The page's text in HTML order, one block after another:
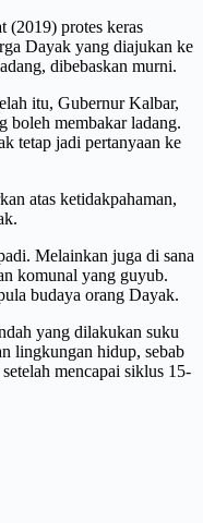
(2019) protes keras
Dayak yang diajukan ke
dibebaskan murni.
itu, Gubernur Kalbar,
boleh membakar ladang.
tetap jadi pertanyaan ke
atas ketidakpahaman,
Melainkan juga di sana
komunal yang guyub.
budaya orang Dayak.
yang dilakukan suku
lingkungan hidup, sebab
mencapai siklus 15-